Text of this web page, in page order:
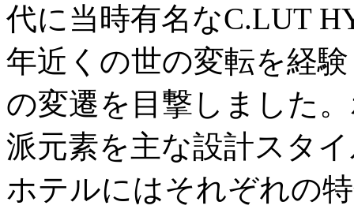
代に当時有名なC.LUT
年近くの世の変転を経
の変遷を目撃しました
派元素を主な設計スタ
ホテルにはそれぞれの